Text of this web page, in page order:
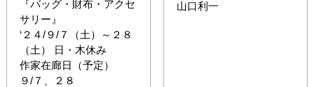
『バッグ・財布・アクセ
サリー』
‘２４/９/７（土）～２８
（土） 日・木休み
作家在廊日（予定）
９/７、２８
山口利一